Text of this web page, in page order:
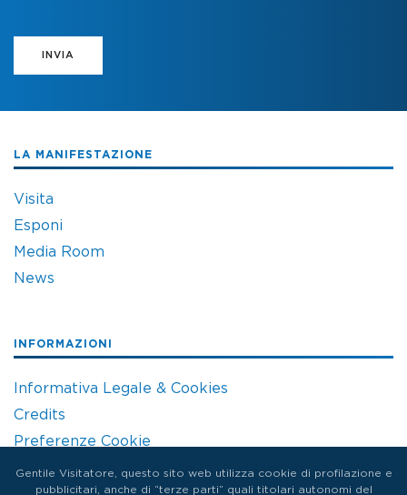
INVIA
LA MANIFESTAZIONE
Visita
Esponi
Media Room
News
INFORMAZIONI
Informativa Legale & Cookies
Credits
Preferenze Cookie
Gentile Visitatore, questo sito web utilizza cookie di profilazione e
pubblicitari, anche di “terze parti” quali titolari autonomi del